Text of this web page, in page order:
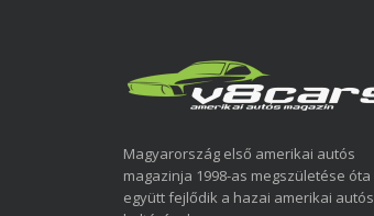
Magyarország első amerikai autós
magazinja 1998-as megszületése óta
együtt fejlődik a hazai amerikai autós